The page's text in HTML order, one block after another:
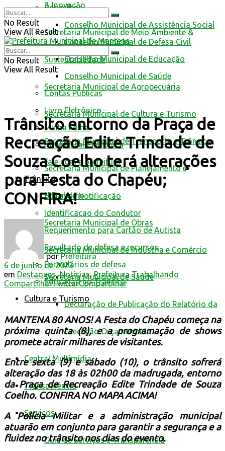
Conselhos
Conselho Municipal de Assistência Social
Conselho Municipal de Defesa Civil
Conselho Municipal de Educação
Conselho Municipal de Saúde
Contas Públicas
Livro Eletrônico
Minha Folha
Nota Fiscal Eletrônica
Fale com a prefeitura
Trânsito
Edital de Notificação
Identificacao do Condutor
Requerimento para Cartão de Autista
Resultado de defesa e recursos
Formulários de defesa
Educação no Trânsito
Cultura e Turismo
& Inovação
Secretaria Municipal de Meio Ambiente &
Sustentabilidade
Secretaria Municipal de Agropecuária
Secretaria Municipal de Cultura e Turismo
Secretaria Municipal de Transporte e Trânsito
Secretaria Municipal de Planejamento e
Urbanismo
Secretaria Municipal de Obras
Secretaria Municipal de Indústria e Comércio
Secretaria Municipal de Saúde
Declaração de Publicação do Relatório da
Execução Orçamentária
Central Multimídia
Transparência
Serviços
Guia de Serviços e Transparência
No Result
View All Result
No Result
View All Result
Trânsito entorno da Praça de
Recreação Edite Trindade de
Souza Coelho terá alterações
para Festa do Chapéu;
CONFIRA!
por Prefeitura
6 de junho de 2023
em Destaques,Notícias,Prefeitura Trabalhando
CompartilharTwittarCompartilhar
MANTENA 80 ANOS!A Festa do Chapéu começa na
próxima quinta (8), e a programação de shows
promete atrair milhares de visitantes.
Entre sexta (9) e sábado (10), o trânsito sofrerá
alteração das 18 às 02h00 da madrugada, entorno
da Praça de Recreação Edite Trindade de Souza
Coelho. CONFIRA NO MAPA ACIMA!
A Polícia Militar e a administração municipal
atuarão em conjunto para garantir a segurança e a
fluidez no trânsito nos dias do evento.